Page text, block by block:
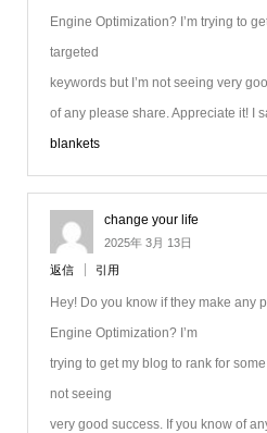
Engine Optimization? I’m trying to
targeted
keywords but I’m not seeing very
of any please share. Appreciate it! I
blankets
change your life
2025年 3月 13日
返信 引用
Hey! Do you know if they make any
Engine Optimization? I’m
trying to get my blog to rank for
not seeing
very good success. If you know of